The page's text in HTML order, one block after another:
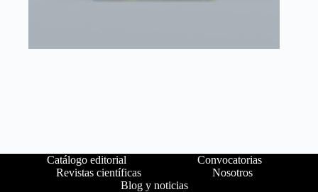
Catálogo editorial
Convocatorias
Revistas científicas
Nosotros
Blog y noticias